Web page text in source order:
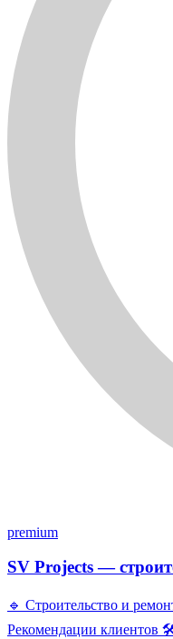
premium
SV Projects —
🔹 Строительство и
Рекомендации клиентов